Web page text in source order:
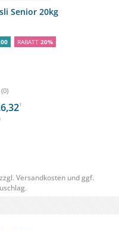
Senior 20kg
RABATT 20%
(0)
1
Versandkosten und ggf.